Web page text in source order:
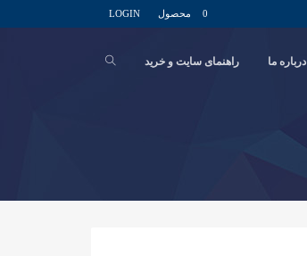
LOGIN 0 محصول
درباره ما راهنمای سایت و خرید